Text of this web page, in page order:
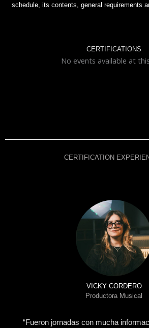
schedule, its contents, general requirements
CERTIFICATIONS
No events available at
CERTIFICATION
VICKY CORDERO
Productora Musical
“Fueron jornadas con mucha